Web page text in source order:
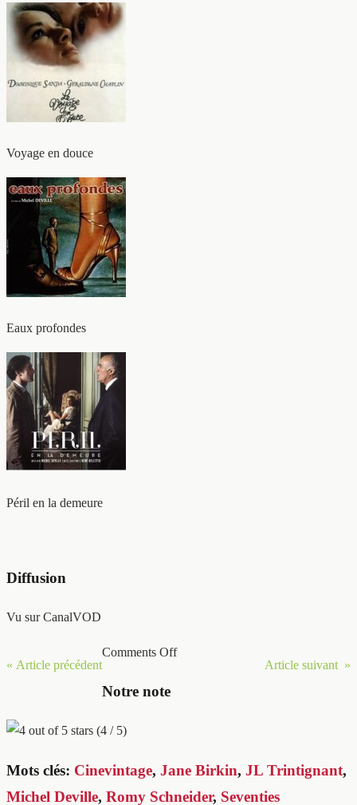
Voyage en douce
Eaux profondes
Péril en la demeure
Diffusion
Vu sur CanalVOD
« Article précédent Article suivant »
Comments Off
Notre note
(4 / 5)
Mots clés: Cinevintage, Jane Birkin, JL Trintignant,
Michel Deville, Romy Schneider, Seventies